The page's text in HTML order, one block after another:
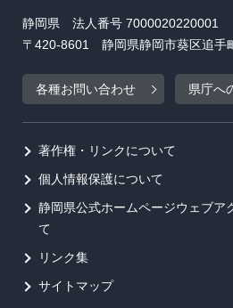
静岡県 法人番号 7000020220001
〒420-8601 静岡県静岡市葵区追手
各種お問い合わせ 県庁へ
著作権・リンクについて
個人情報保護について
静岡県公式ホームページウェブア
て
リンク集
サイトマップ